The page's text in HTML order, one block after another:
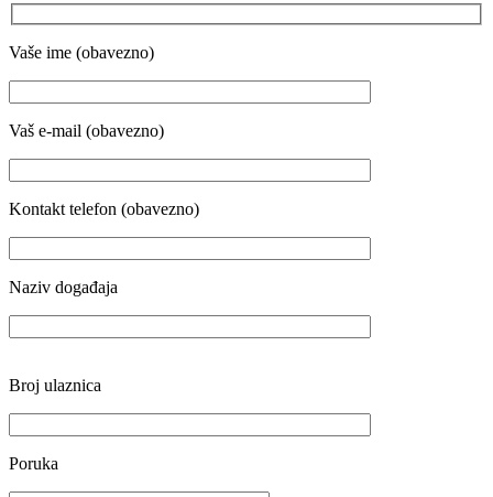
Vaše ime (obavezno)
Vaš e-mail (obavezno)
Kontakt telefon (obavezno)
Naziv događaja
Broj ulaznica
Poruka